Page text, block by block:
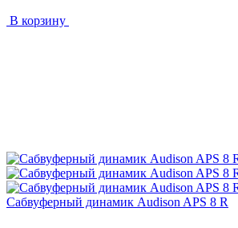
В корзину
Сабвуферный динамик Audison APS 8 R